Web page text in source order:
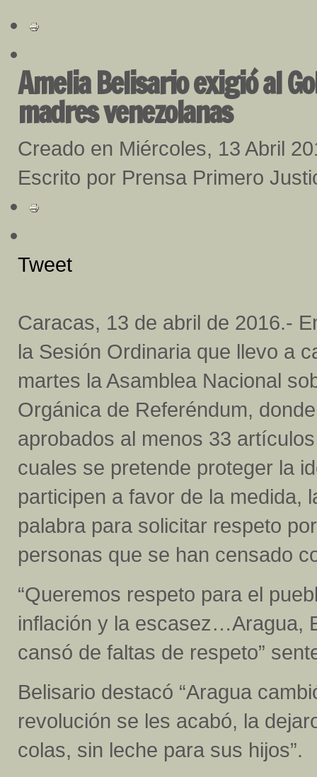
Amelia Belisario exigió al
madres venezolanas
Creado en Miércoles, 13 Abril
Escrito por Prensa Primero
Tweet
Caracas, 13 de abril de 2016.-
la Sesión Ordinaria que llevo a
martes la Asamblea Nacional
Orgánica de Referéndum,
aprobados al menos 33
cuales se pretende proteger la
participen a favor de la medida,
palabra para solicitar respeto
personas que se han censado
“Queremos respeto para el
inflación y la escasez…Aragua,
cansó de faltas de respeto”
Belisario destacó “Aragua
revolución se les acabó, la
colas, sin leche para sus hijos”.